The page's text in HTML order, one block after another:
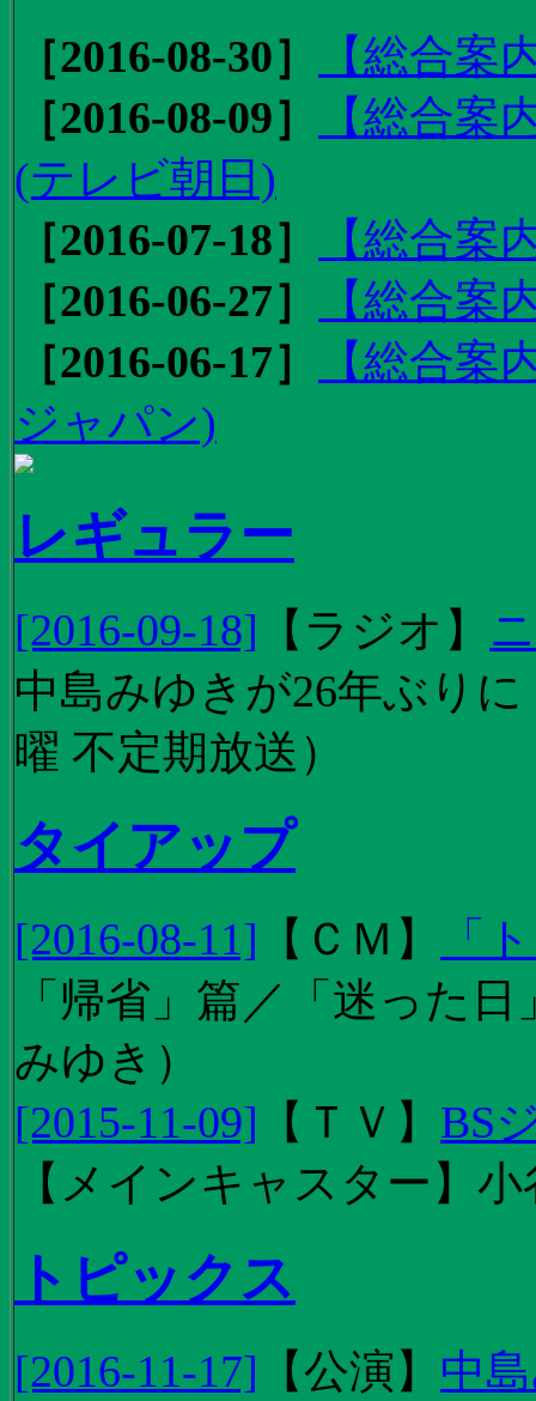
［2016-08-30］
【総合
［2016-08-09］
【総合
(テレビ朝日)
［2016-07-18］
【総合案
［2016-06-27］
【総合案
［2016-06-17］
【総合
ジャパン)
レギュラー
[2016-09-18] 【 ラジオ 】
中島みゆきが26年ぶり
曜 不定期放送）
タイアップ
[2016-08-11] 【 ＣＭ 】
「
「帰省」篇／「迷った
みゆき）
[2015-11-09] 【 ＴＶ 】 BS
【メインキャスター】
トピックス
[2016-11-17] 【公演 】 中